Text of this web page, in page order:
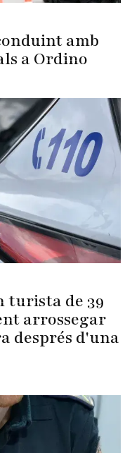
amb
a Ordino
turista de 39
arrossegar
després d'una